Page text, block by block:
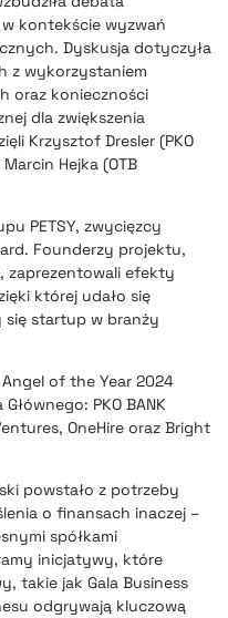
kontekście wyzwań
Dyskusja dotyczyła
z wykorzystaniem
oraz konieczności
dla zwiększenia
Krzysztof Dresler (PKO
Hejka (OTB
PETSY, zwycięzcy
Founderzy projektu,
zaprezentowali efekty
której udało się
się startup w branży
of the Year 2024
PKO BANK
OneHire oraz Bright
powstało z potrzeby
o finansach inaczej –
spółkami
inicjatywy, które
takie jak Gala Business
odgrywają kluczową